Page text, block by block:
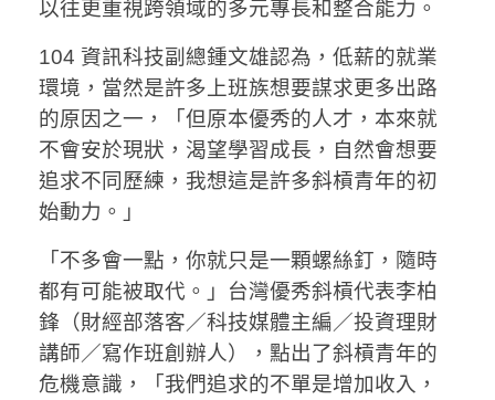
以往更重視跨領域的多元專長和整合能力。
104 資訊科技副總鍾文雄認為，低薪的就業
環境，當然是許多上班族想要謀求更多出路
的原因之一，「但原本優秀的人才，本來就
不會安於現狀，渴望學習成長，自然會想要
追求不同歷練，我想這是許多斜槓青年的初
始動力。」
「不多會一點，你就只是一顆螺絲釘，隨時
都有可能被取代。」台灣優秀斜槓代表李柏
鋒（財經部落客／科技媒體主編／投資理財
講師／寫作班創辦人），點出了斜槓青年的
危機意識，「我們追求的不單是增加收入，